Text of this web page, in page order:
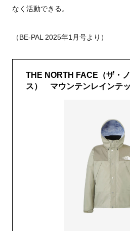
なく活動できる。
（BE-PAL 2025年1月号より）
THE NORTH FACE（ザ・
ス） マウンテンレインテ